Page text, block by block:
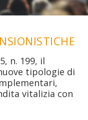
n. 199, il
tipologie di
vitalizia con